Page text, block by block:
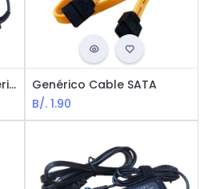
Adaptador AC/DC Genérico compatible para DELL Cargador 19.5V3.34A (65w) / Tip 4.5*3.0mm
Genérico Cable SATA
B/. 1.90